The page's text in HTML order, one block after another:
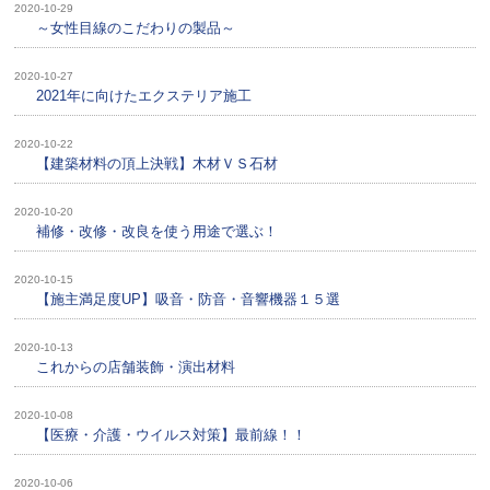
2020-10-29
～女性目線のこだわりの製品～
2020-10-27
2021年に向けたエクステリア施工
2020-10-22
【建築材料の頂上決戦】木材ＶＳ石材
2020-10-20
補修・改修・改良を使う用途で選ぶ！
2020-10-15
【施主満足度UP】吸音・防音・音響機器１５選
2020-10-13
これからの店舗装飾・演出材料
2020-10-08
【医療・介護・ウイルス対策】最前線！！
2020-10-06